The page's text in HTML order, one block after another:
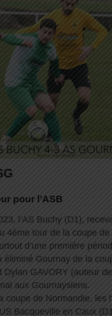
pour l’ASB
l’AS Buchy (D1),
4ème tour de la coupe
d’une première
éliminé Gournay de la
Dylan GAVORY (auteur
aux Gournaysiens.
coupe de Normandie, les
Bacqueville en Caux